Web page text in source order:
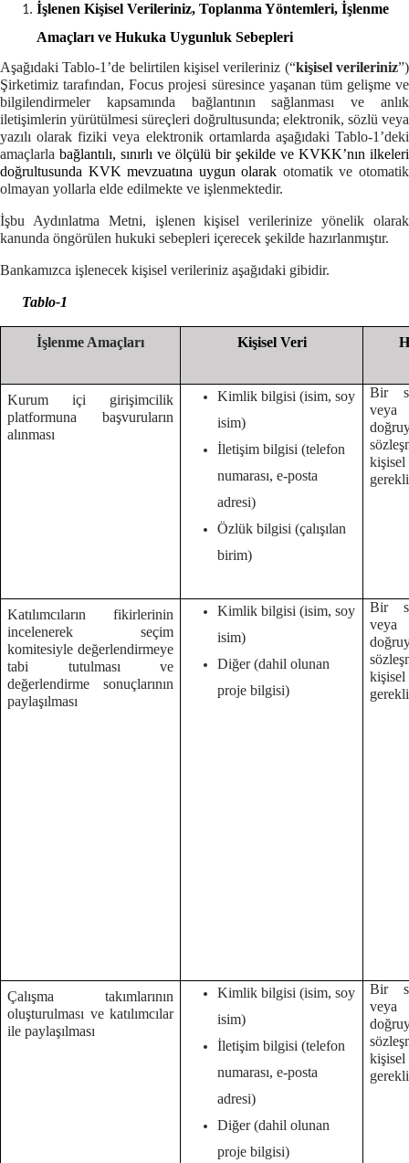
İşlenen Kişisel Verileriniz, Toplanma Yöntemleri, İşlenme
Amaçları ve Hukuka Uygunluk Sebepleri
Aşağıdaki Tablo-1’de belirtilen kişisel verileriniz (“kişisel verileriniz”)
Şirketimiz tarafından, Focus projesi süresince yaşanan tüm gelişme ve
bilgilendirmeler kapsamında bağlantının sağlanması ve anlık
iletişimlerin yürütülmesi süreçleri doğrultusunda; elektronik, sözlü veya
yazılı olarak fiziki veya elektronik ortamlarda aşağıdaki Tablo-1’deki
amaçlarla bağlantılı, sınırlı ve ölçülü bir şekilde ve KVKK’nın ilkeleri
doğrultusunda KVK mevzuatına uygun olarak otomatik ve otomatik
olmayan yollarla elde edilmekte ve işlenmektedir.
İşbu Aydınlatma Metni, işlenen kişisel verilerinize yönelik olarak
kanunda öngörülen hukuki sebepleri içerecek şekilde hazırlanmıştır.
Bankamızca işlenecek kişisel verileriniz aşağıdaki gibidir.
Tablo-1
İşlenme Amaçları Kişisel Veri
Kurum içi girişimcilik
platformuna başvuruların
alınması
Kimlik bilgisi (isim, soy
isim)
İletişim bilgisi (telefon
numarası, e-posta
adresi)
Özlük bilgisi (çalışılan
birim)
Bir
veya
Katılımcıların fikirlerinin
incelenerek seçim
komitesiyle değerlendirmeye
tabi tutulması ve
değerlendirme sonuçlarının
paylaşılması
Kimlik bilgisi (isim, soy
isim)
Diğer (dahil olunan
proje bilgisi)
Bir
veya
Çalışma takımlarının
oluşturulması ve katılımcılar
ile paylaşılması
Kimlik bilgisi (isim, soy
isim)
İletişim bilgisi (telefon
numarası, e-posta
adresi)
Diğer (dahil olunan
proje bilgisi)
Bir
veya